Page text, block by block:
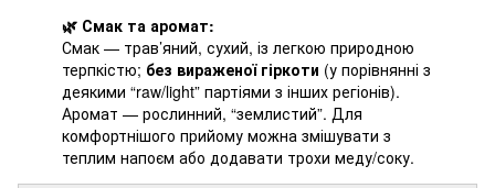
🌿 Смак та аромат:
Смак — трав’яний, сухий, із легкою природною
терпкістю; без вираженої гіркоти (у порівнянні з
деякими “raw/light” партіями з інших регіонів).
Аромат — рослинний, “землистий”. Для
комфортнішого прийому можна змішувати з
теплим напоєм або додавати трохи меду/соку.